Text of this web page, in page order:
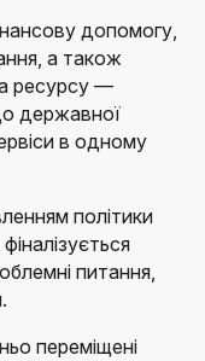
допомогу,
а також
ресурсу —
державної
в одному
політики
питання,
переміщені